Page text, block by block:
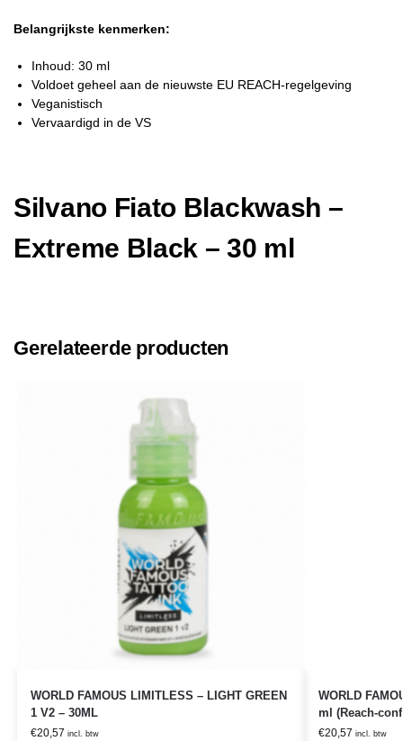
Belangrijkste kenmerken:
Inhoud: 30 ml
Voldoet geheel aan de nieuwste EU REACH-regelgeving
Veganistisch
Vervaardigd in de VS
Silvano Fiato Blackwash –
Extreme Black – 30 ml
Gerelateerde producten
WORLD FAMOUS LIMITLESS – LIGHT GREEN
1 V2 – 30ML
€20,57 incl. btw
WORLD
ml (Reach-
€20,57 incl. btw